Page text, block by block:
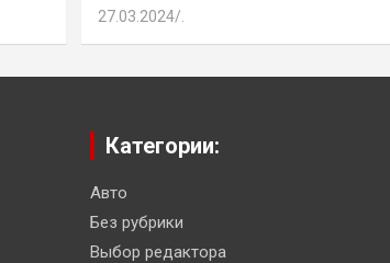
27.03.2024
Категории:
Авто
Без рубрики
Выбор редактора